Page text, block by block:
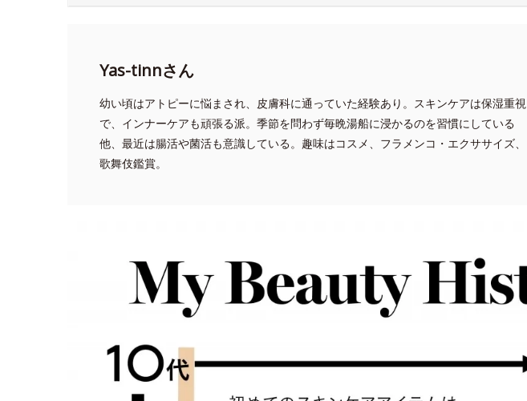
Yas-tinnさん
幼い頃はアトピーに悩まされ、皮膚科に通っていた経験あり。スキンケアは保湿重視
で、インナーケアも頑張る派。季節を問わず毎晩湯船に浸かるのを習慣にしている
他、最近は腸活や菌活も意識している。趣味はコスメ、フラメンコ・エクササイズ、
歌舞伎鑑賞。